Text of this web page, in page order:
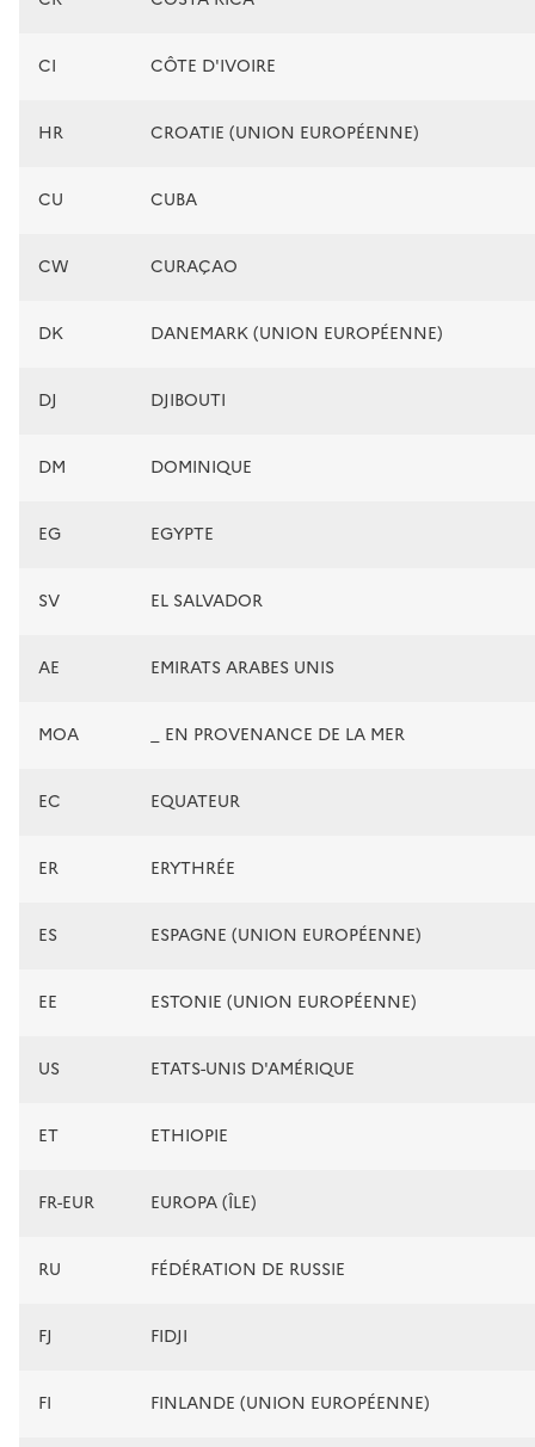
CI CÔTE D'IVOIRE
HR CROATIE (UNION EUROPÉENNE)
CU CUBA
CW CURAÇAO
DK DANEMARK (UNION EUROPÉENNE)
DJ DJIBOUTI
DM DOMINIQUE
EG EGYPTE
SV EL SALVADOR
AE EMIRATS ARABES UNIS
MOA _ EN PROVENANCE DE LA MER
EC EQUATEUR
ER ERYTHRÉE
ES ESPAGNE (UNION EUROPÉENNE)
EE ESTONIE (UNION EUROPÉENNE)
US ETATS-UNIS D'AMÉRIQUE
ET ETHIOPIE
FR-EUR EUROPA (ÎLE)
RU FÉDÉRATION DE RUSSIE
FJ FIDJI
FI FINLANDE (UNION EUROPÉENNE)